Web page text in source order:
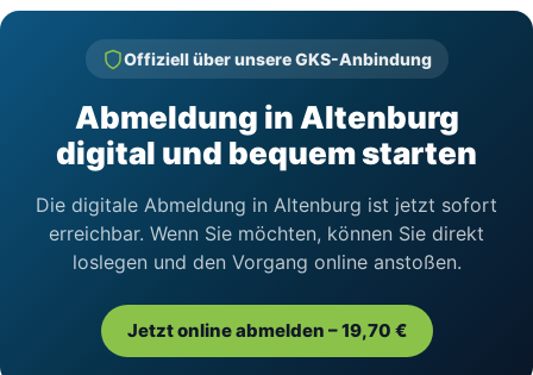
Offiziell über unsere GKS-Anbindung
Abmeldung in Altenburg
digital und bequem starten
Die digitale Abmeldung in Altenburg ist jetzt sofort
erreichbar. Wenn Sie möchten, können Sie direkt
loslegen und den Vorgang online anstoßen.
Jetzt online abmelden – 19,70 €